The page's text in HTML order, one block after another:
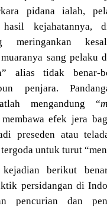
pidana ialah,
hasil kejahatannya,
meringankan
sang pelaku
alias tidak benar-
penjara.
mengandung “
efek jera
preseden atau
untuk turut
berikut
persidangan di
pencurian dan